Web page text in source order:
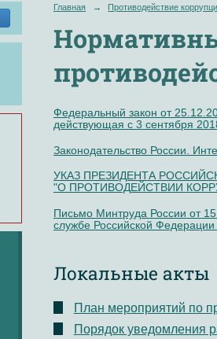
Главная → Противодействие
Федеральный закон от
действующая с 3 сентября
Законодательство России.
УКАЗ ПРЕЗИДЕНТА
"О ПРОТИВОДЕЙСТВИИ
Письмо Минтруда России от
службе Российской
Локальные акты
План мероприятий по
Порядок уведомления